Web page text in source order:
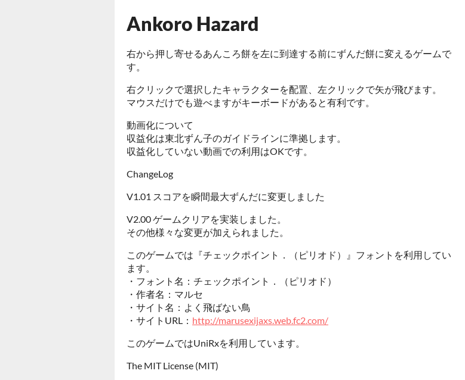
Ankoro Hazard
右から押し寄せるあんころ餅を左に到達する前にずんだ餅に変えるゲームで
す。
右クリックで選択したキャラクターを配置、左クリックで矢が飛びます。
マウスだけでも遊べますがキーボードがあると有利です。
動画化について
収益化は東北ずん子のガイドラインに準拠します。
収益化していない動画での利用はOKです。
ChangeLog
V1.01 スコアを瞬間最大ずんだに変更しました
V2.00 ゲームクリアを実装しました。
その他様々な変更が加えられました。
このゲームでは『チェックポイント．（ピリオド）』フォントを利用してい
ます。
・フォント名：チェックポイント．（ピリオド）
・作者名：マルセ
・サイト名：よく飛ばない鳥
・サイトURL： http://marusexijaxs.web.fc2.com/
このゲームではUniRxを利用しています。
The MIT License (MIT)